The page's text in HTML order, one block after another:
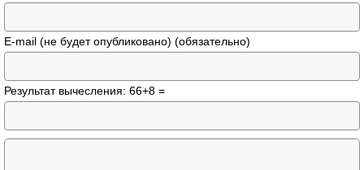
E-mail (не будет опубликовано) (обязательно)
Результат вычесления: 66+8 =